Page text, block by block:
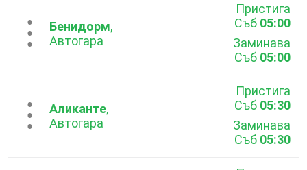
...Бенидорм,
Автогара
Пристига
Съб 05:00
Заминава
Съб 05:00
...Аликанте,
Автогара
Пристига
Съб 05:30
Заминава
Съб 05:30